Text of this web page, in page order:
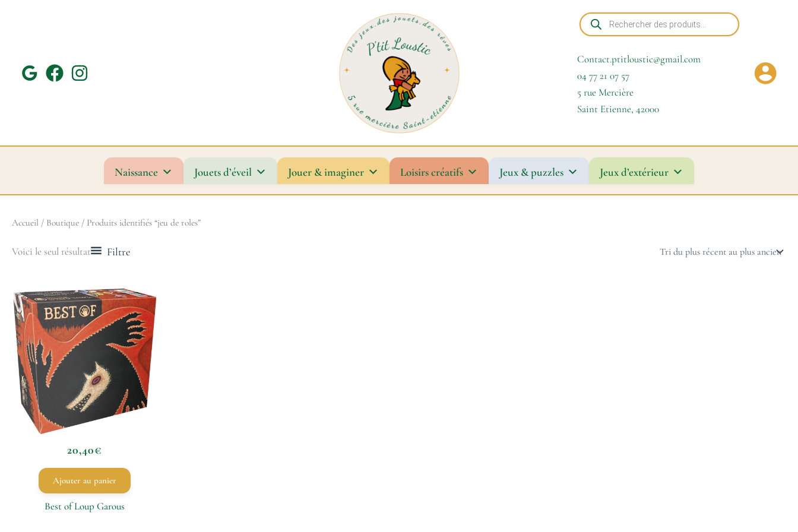
Recherche
de
produits
Contact.ptitloustic@gmail.com
04 77 21 07 57
5 rue Mercière
Saint Etienne, 42000
Naissance Jouets d’éveil Jouer & imaginer Loisirs créatifs Jeux & puzzles Jeux d’extérieur
Accueil / Boutique / Produits identifiés “jeu de roles”
Voici le seul résultat Filtre
20,40€
Ajouter au panier
Best of Loup Garous